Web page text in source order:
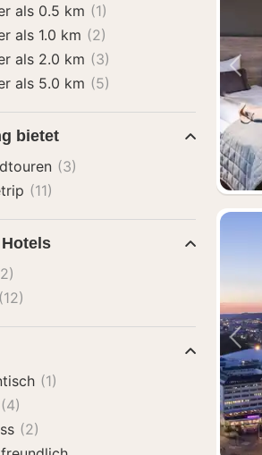
als 0.5 km (1)
als 1.0 km (2)
als 2.0 km (3)
als 5.0 km (5)
bietet
(3)
(11)
(12)
(1)
(4)
(2)